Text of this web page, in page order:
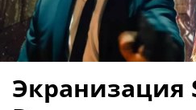
Экранизация